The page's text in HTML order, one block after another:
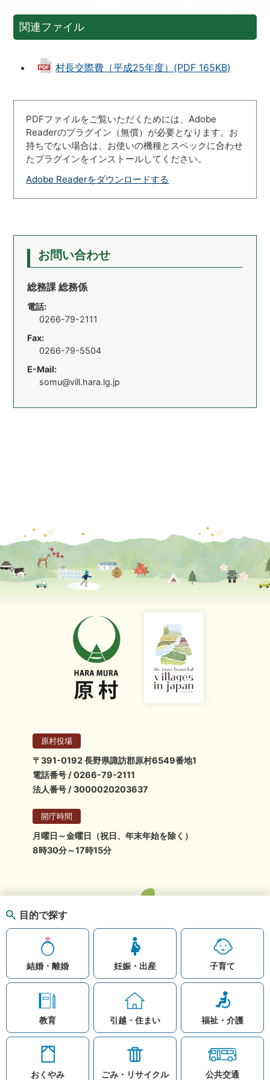
関連ファイル
村長交際費（平成25年度）(PDF 165KB)
PDFファイルをご覧いただくためには、Adobe
Readerのプラグイン（無償）が必要となります。お
持ちでない場合は、お使いの機種とスペックに合わせ
たプラグインをインストールしてください。
Adobe Readerをダウンロードする
お問い合わせ
総務課 総務係
電話:
0266-79-2111
Fax:
0266-79-5504
E-Mail:
somu@vill.hara.lg.jp
目的で探す
結婚・離婚 妊娠・出産 子育て
教育 引越・住まい 福祉・介護
おくやみ ごみ・リサイクル 公共交通
原村役場
〒391-0192 長野県諏訪郡原村6549番地1
電話番号 / 0266-79-2111
法人番号 / 3000020203637
開庁時間
月曜日～金曜日（祝日、年末年始を除く）
8時30分～17時15分